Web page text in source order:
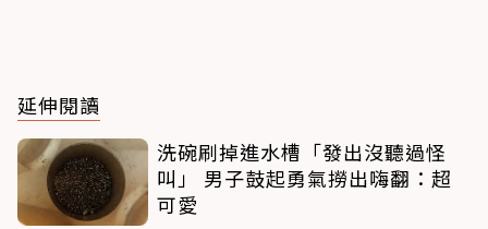
延伸閱讀
洗碗刷掉進水槽「發出沒聽過怪
叫」 男子鼓起勇氣撈出嗨翻：超
可愛